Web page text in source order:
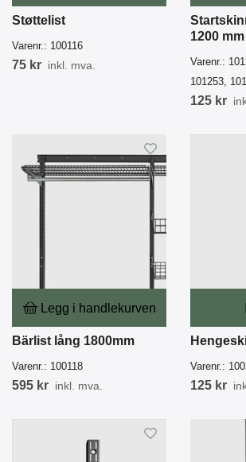
Støttelist
Varenr.: 100116
75 kr inkl. mva.
1200 mm
Varenr.:
101253,
125 kr
Legg i handlekurven
Bärlist lång 1800mm
Varenr.: 100118
595 kr inkl. mva.
Varenr.:
125 kr